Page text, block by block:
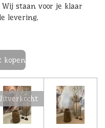
Wij staan voor je klaar
levering.
kopen